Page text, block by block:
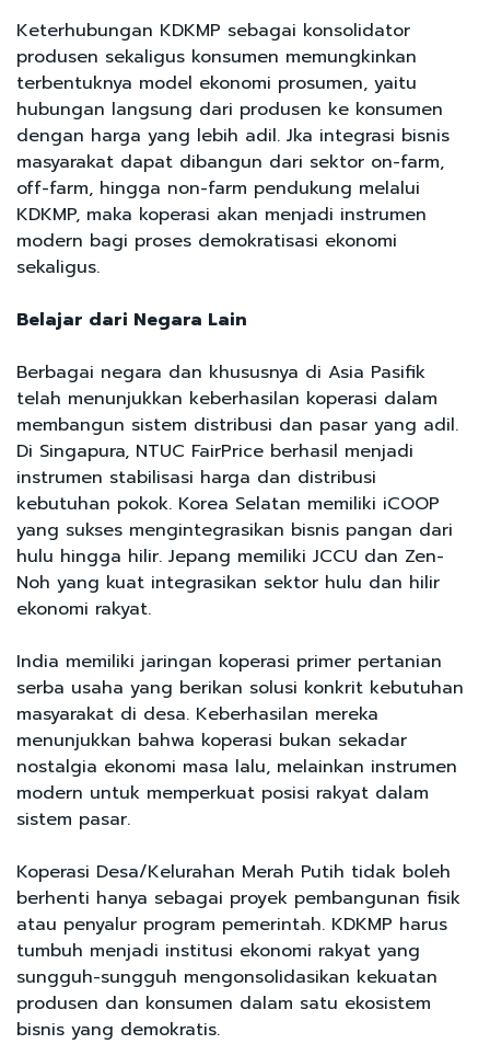
Keterhubungan KDKMP sebagai konsolidator
produsen sekaligus konsumen memungkinkan
terbentuknya model ekonomi prosumen, yaitu
hubungan langsung dari produsen ke konsumen
dengan harga yang lebih adil. Jka integrasi bisnis
masyarakat dapat dibangun dari sektor on-farm,
off-farm, hingga non-farm pendukung melalui
KDKMP, maka koperasi akan menjadi instrumen
modern bagi proses demokratisasi ekonomi
sekaligus.
Belajar dari Negara Lain
Berbagai negara dan khususnya di Asia Pasifik
telah menunjukkan keberhasilan koperasi dalam
membangun sistem distribusi dan pasar yang adil.
Di Singapura, NTUC FairPrice berhasil menjadi
instrumen stabilisasi harga dan distribusi
kebutuhan pokok. Korea Selatan memiliki iCOOP
yang sukses mengintegrasikan bisnis pangan dari
hulu hingga hilir. Jepang memiliki JCCU dan Zen-
Noh yang kuat integrasikan sektor hulu dan hilir
ekonomi rakyat.
India memiliki jaringan koperasi primer pertanian
serba usaha yang berikan solusi konkrit kebutuhan
masyarakat di desa. Keberhasilan mereka
menunjukkan bahwa koperasi bukan sekadar
nostalgia ekonomi masa lalu, melainkan instrumen
modern untuk memperkuat posisi rakyat dalam
sistem pasar.
Koperasi Desa/Kelurahan Merah Putih tidak boleh
berhenti hanya sebagai proyek pembangunan fisik
atau penyalur program pemerintah. KDKMP harus
tumbuh menjadi institusi ekonomi rakyat yang
sungguh-sungguh mengonsolidasikan kekuatan
produsen dan konsumen dalam satu ekosistem
bisnis yang demokratis.